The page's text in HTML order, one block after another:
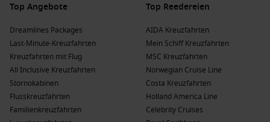
Top Angebote
Dreamlines Packages
Last-Minute-Kreuzfahrten
Kreuzfahrten mit Flug
All Inclusive Kreuzfahrten
Stornokabinen
Flusskreuzfahrten
Familienkreuzfahrten
Top Reedereien
AIDA Kreuzfahrten
Mein Schiff Kreuzfahrten
MSC Kreuzfahrten
Norwegian Cruise Line
Costa Kreuzfahrten
Holland America Line
Celebrity Cruises